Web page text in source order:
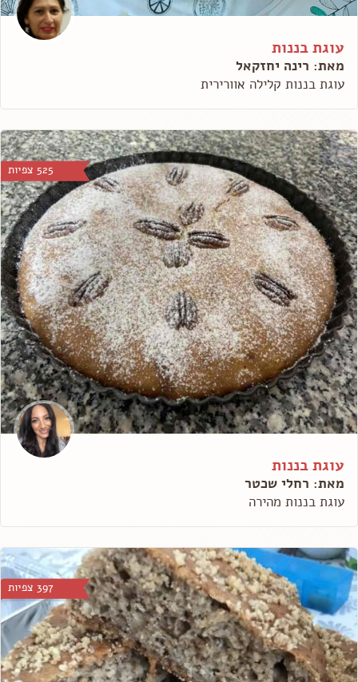
עוגת בננות
מאת: רינה יחזקאל
עוגת בננות קלילה אוורירית
525 צפיות
עוגת בננות
מאת: רחלי שכטר
עוגת בננות מהירה
397 צפיות